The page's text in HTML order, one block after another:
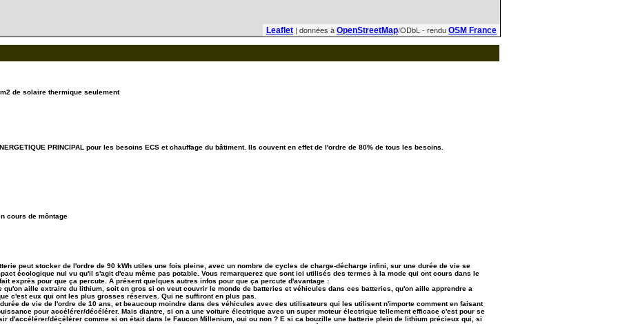
Leaflet | données à OpenStreetMap/ODbL - rendu OSM France
de solaire thermique seulement
PRINCIPAL pour les besoins ECS et chauffage du bâtiment. Ils couvent en effet de l'ordre de 80% de tous les besoins.
cours de môntage
peut stocker de l'ordre de 90 kWh utiles une fois pleine, avec un nombre de cycles de charge-décharge infini, sur une durée de vie se
écologique nul vu qu'il s'agit d'eau même pas potable. Vous remarquerez que sont ici utilisés des termes à la mode qui ont cours dans le
exprès pour que ça percute. A présent quelques autres infos pour que ça percute d'avantage :
qu'on aille extraire du lithium, soit en gros si on veut couvrir le monde de batteries et véhicules dans ces batteries, qu'on aille apprendre a
c'est eux qui ont les plus grosses réserves. Qui ne suffiront en plus pas.
de vie de l'ordre de 10 ans, et beaucoup moindre dans des véhicules avec des utilisateurs qui les utilisent n'importe comment en faisant
pour accélérer/décélérer. Mais diantre, si on a une voiture électrique avec un super moteur électrique tellement efficace c'est pour se
d'accélérer/décélérer comme si on était dans le Faucon Millenium, oui ou non ? E si ca bouzille une batterie plein de lithium précieux qui, si